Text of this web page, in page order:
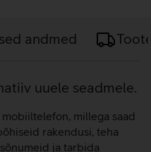
andmed
uuele seadmele.
millega saad
rakendusi, teha
ja tarbida